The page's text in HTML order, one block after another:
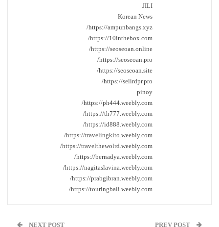
JILI
Korean News
https://ampunbangs.xyz/
https://10inthebox.com/
https://seoseoan.online/
https://seoseoan.pro/
https://seoseoan.site/
https://selirdpr.pro/
pinoy
https://ph444.weebly.com/
https://th777.weebly.com/
https://id888.weebly.com/
https://travelingkito.weebly.com/
https://travelthewolrd.weebly.com/
https://bernadya.weebly.com/
https://nagitaslavina.weebly.com/
https://prabgibran.weebly.com/
https://touringbali.weebly.com/
NEXT POST